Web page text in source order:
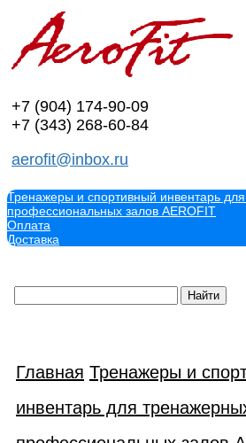
+7 (904) 174-90-09
+7 (343) 268-60-84
aerofit@inbox.ru
Тренажеры и спортивный инвентарь
профессиональных залов AEROFIT
Оплата
Доставка
Главная Тренажеры и
инвентарь для